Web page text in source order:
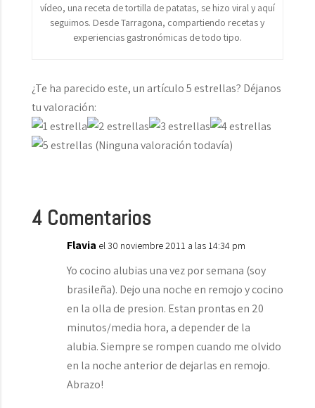
vídeo, una receta de tortilla de patatas, se hizo viral y aquí
seguimos. Desde Tarragona, compartiendo recetas y
experiencias gastronómicas de todo tipo.
¿Te ha parecido este, un artículo 5 estrellas? Déjanos
tu valoración:
(Ninguna valoración todavía)
4 Comentarios
Flavia el 30 noviembre 2011 a las 14:34 pm
Yo cocino alubias una vez por semana (soy
brasileña). Dejo una noche en remojo y cocino
en la olla de presion. Estan prontas en 20
minutos/media hora, a depender de la
alubia. Siempre se rompen cuando me olvido
en la noche anterior de dejarlas en remojo.
Abrazo!